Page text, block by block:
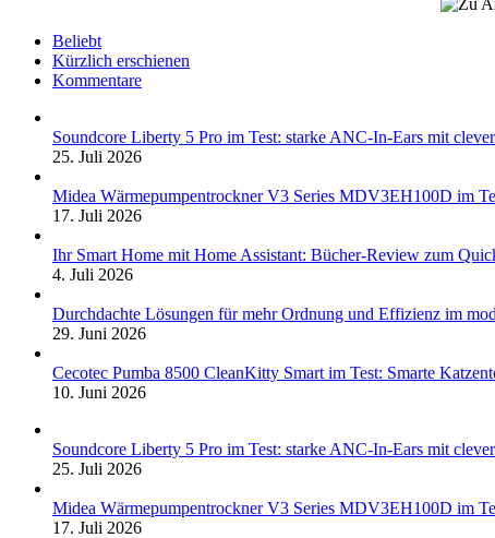
Beliebt
Kürzlich erschienen
Kommentare
Soundcore Liberty 5 Pro im Test: starke ANC-In-Ears mit
25. Juli 2026
Midea Wärmepumpentrockner V3 Series MDV3EH100D im
17. Juli 2026
Ihr Smart Home mit Home Assistant: Bücher-Review zum
4. Juli 2026
Durchdachte Lösungen für mehr Ordnung und Effizienz im
29. Juni 2026
Cecotec Pumba 8500 CleanKitty Smart im Test: Smarte
10. Juni 2026
Soundcore Liberty 5 Pro im Test: starke ANC-In-Ears mit
25. Juli 2026
Midea Wärmepumpentrockner V3 Series MDV3EH100D im
17. Juli 2026